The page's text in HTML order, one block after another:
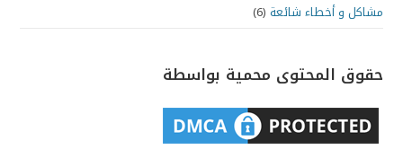
مشاكل و أخطاء شائعة (6)
حقوق المحتوى محمية بواسطة